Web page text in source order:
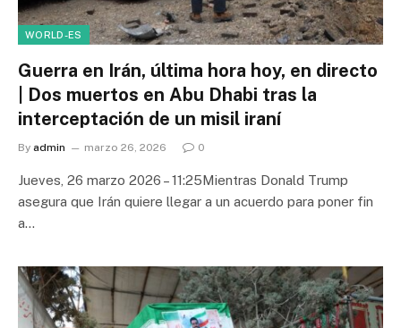
WORLD-ES
Guerra en Irán, última hora hoy, en directo
| Dos muertos en Abu Dhabi tras la
interceptación de un misil iraní
By admin marzo 26, 2026 0
Jueves, 26 marzo 2026 – 11:25Mientras Donald Trump
asegura que Irán quiere llegar a un acuerdo para poner fin
a…